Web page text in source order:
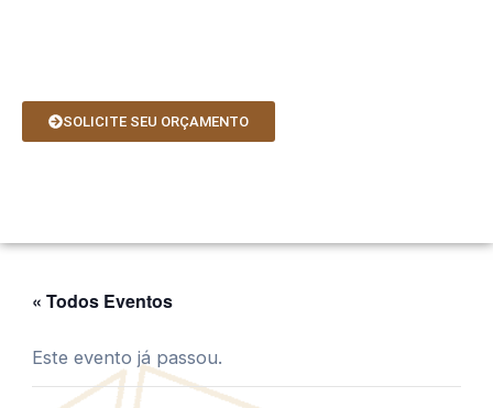
conteúdo
SOLICITE SEU ORÇAMENTO
« Todos Eventos
Este evento já passou.